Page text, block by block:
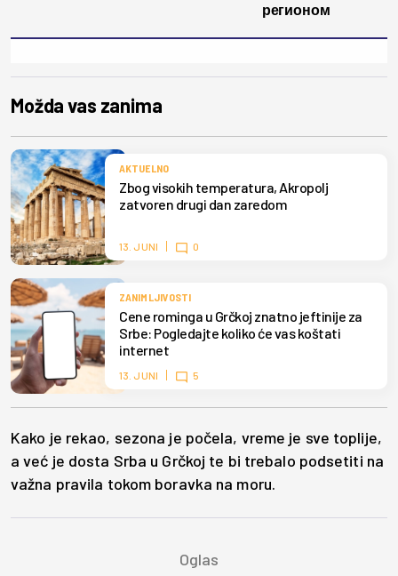
регионом
Možda vas zanima
AKTUELNO
Zbog visokih temperatura, Akropolj
zatvoren drugi dan zaredom
13. JUNI 0
ZANIMLJIVOSTI
Cene rominga u Grčkoj znatno jeftinije za
Srbe: Pogledajte koliko će vas koštati
internet
13. JUNI 5
Kako je rekao, sezona je počela, vreme je sve toplije,
a već je dosta Srba u Grčkoj te bi trebalo podsetiti na
važna pravila tokom boravka na moru.